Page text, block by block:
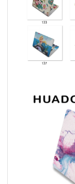
Video
Player